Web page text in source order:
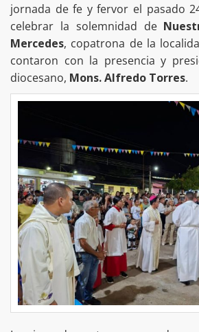
jornada de fe y fervor el pasado
celebrar la solemnidad de
Mercedes, copatrona de la
contaron con la presencia y
diocesano, Mons. Alfredo Torres.